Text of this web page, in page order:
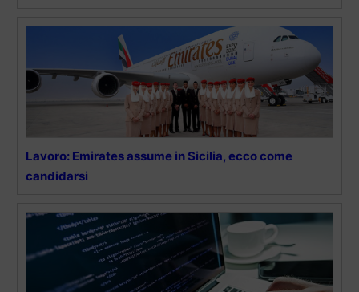
Lavoro: Emirates assume in Sicilia, ecco come
candidarsi